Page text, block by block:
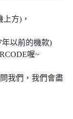
方)，
年以前的機款)
喔~
我們，我們會盡